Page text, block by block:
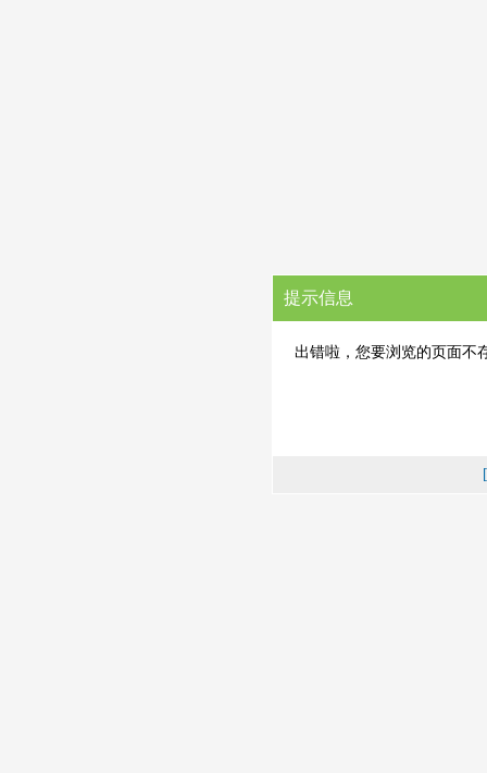
提示信息
出错啦，您要浏览的页面不